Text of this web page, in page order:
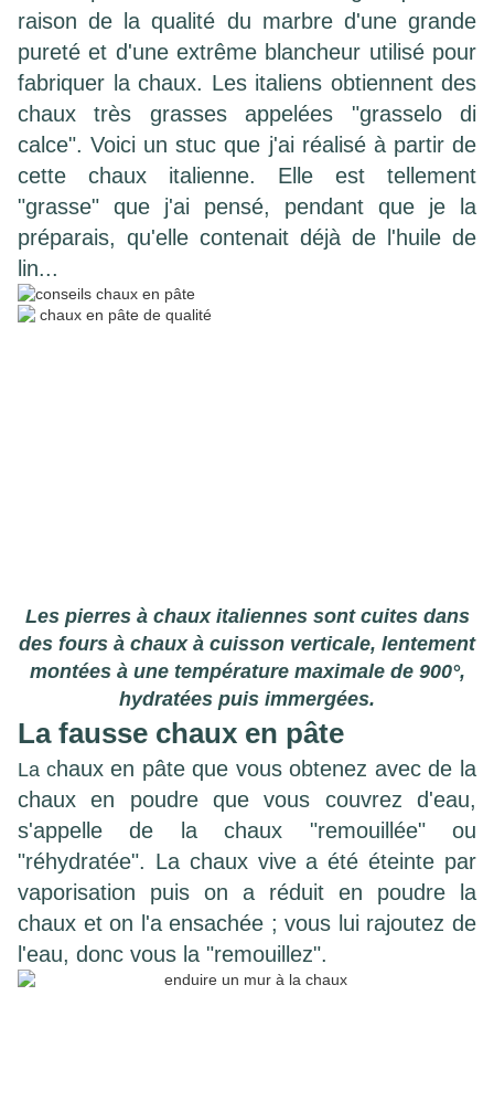
raison de la qualité du marbre d'une grande
pureté et d'une extrême blancheur utilisé pour
fabriquer la chaux. Les italiens obtiennent des
chaux très grasses appelées "grasselo di
calce". Voici un stuc que j'ai réalisé à partir de
cette chaux italienne. Elle est tellement
"grasse" que j'ai pensé, pendant que je la
préparais, qu'elle contenait déjà de l'huile de
lin...
Les pierres à chaux italiennes sont cuites dans
des fours à chaux à cuisson verticale, lentement
montées à une température maximale de 900°,
hydratées puis immergées.
La fausse chaux en pâte
La chaux en pâte que vous obtenez avec de la
chaux en poudre que vous couvrez d'eau,
s'appelle de la chaux "remouillée" ou
"réhydratée". La chaux vive a été éteinte par
vaporisation puis on a réduit en poudre la
chaux et on l'a ensachée ; vous lui rajoutez de
l'eau, donc vous la "remouillez".